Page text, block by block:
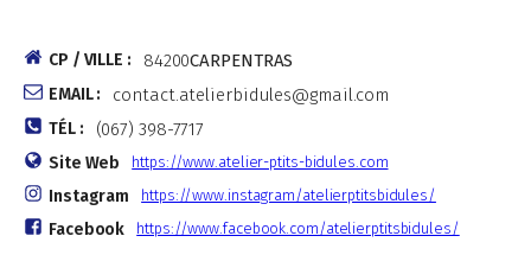
CP / VILLE : 84200CARPENTRAS
EMAIL : contact.atelierbidules@gmail.com
TÉL : (067) 398-7717
Site Web https://www.atelier-ptits-bidules.com
Instagram https://www.instagram/atelierptitsbidules/
Facebook https://www.facebook.com/atelierptitsbidules/